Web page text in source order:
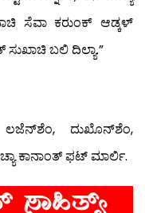
ಸೆವಾ ಕರುಂಕ್ ಆಡ್ಕಳ್
ಸುಖಾಚಿ ಬಲಿ ದಿಲ್ಯಾ.”
ಲಜೆನ್‍ಶೆಂ, ದುಖೊನ್‍ಶೆಂ,
ಕಾನಾಂತ್ ಫಟ್ ಮಾರ್ಲಿ.